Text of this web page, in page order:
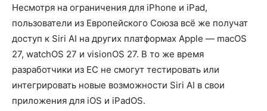
Несмотря на ограничения для iPhone и iPad,
пользователи из Европейского Союза всё же получат
доступ к Siri AI на других платформах Apple — macOS
27, watchOS 27 и visionOS 27. В то же время
разработчики из ЕС не смогут тестировать или
интегрировать новые возможности Siri AI в свои
приложения для iOS и iPadOS.